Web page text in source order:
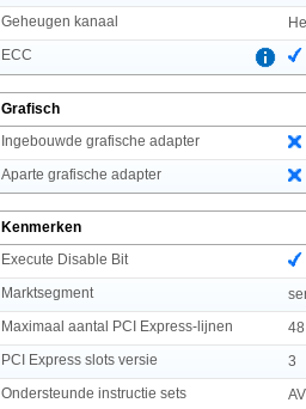
Geheugen kanaal
ECC
Grafisch
Ingebouwde grafische adapter
Aparte grafische adapter
Kenmerken
Execute Disable Bit
Marktsegment
Maximaal aantal PCI Express-lijnen
48
PCI Express slots versie
3
Ondersteunde instructie sets